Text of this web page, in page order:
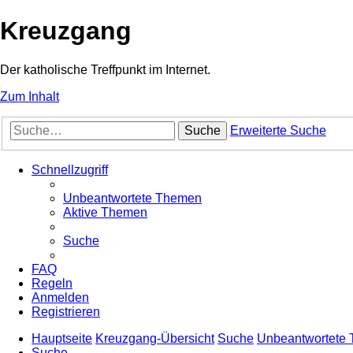
Kreuzgang
Der katholische Treffpunkt im Internet.
Zum Inhalt
Suche Erweiterte Suche
Schnellzugriff
Unbeantwortete Themen
Aktive Themen
Suche
FAQ
Regeln
Anmelden
Registrieren
Hauptseite Kreuzgang-Übersicht Suche Unbeantwortete